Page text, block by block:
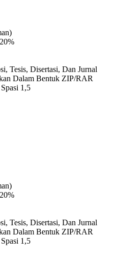
Tesis, Disertasi, Dan Jurnal
Dalam Bentuk ZIP/RAR
1,5
Tesis, Disertasi, Dan Jurnal
Dalam Bentuk ZIP/RAR
1,5